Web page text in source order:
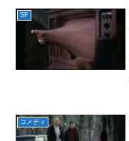
SF
コメディ